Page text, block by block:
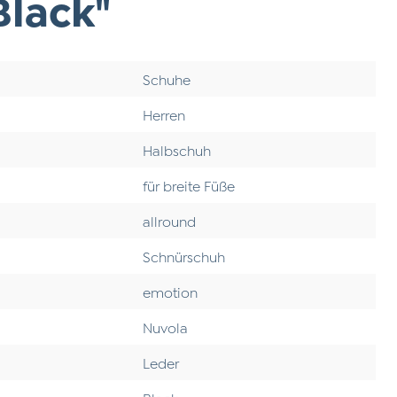
Schuhe
Herren
Halbschuh
für breite Füße
allround
Schnürschuh
emotion
Nuvola
Leder